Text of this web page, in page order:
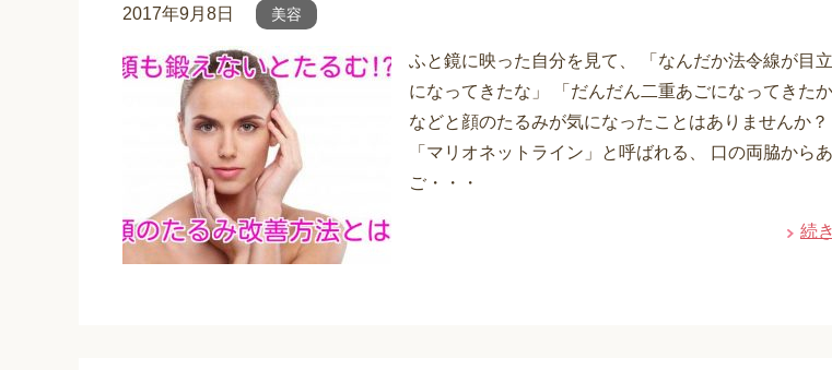
2017年9月8日 美容
ふと鏡に映った自分を見て、 「なんだか法令線が目
になってきたな」 「だんだん二重あごになってきたか
などと顔のたるみが気になったことはありませんか？
「マリオネットライン」と呼ばれる、 口の両脇からあ
ご・・・
続